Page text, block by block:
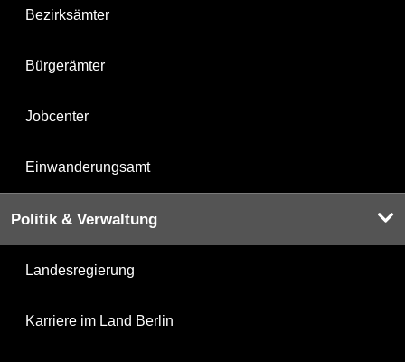
Bezirksämter
Bürgerämter
Jobcenter
Einwanderungsamt
Politik & Verwaltung
Landesregierung
Karriere im Land Berlin